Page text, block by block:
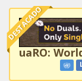
DESTACADO
uaRO: